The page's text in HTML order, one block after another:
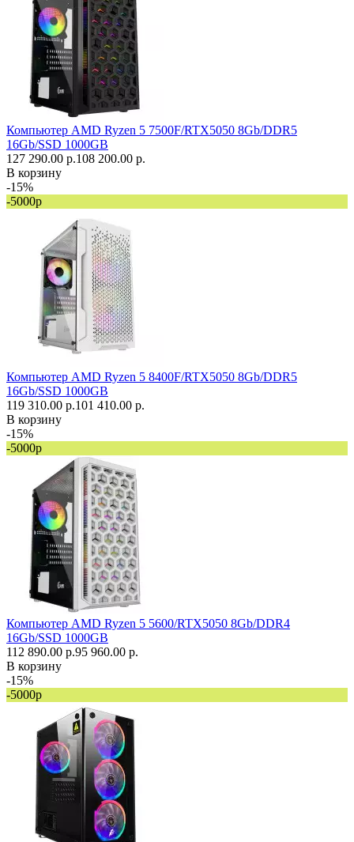
Компьютер AMD Ryzen 5 7500F/RTX5050 8Gb/DDR5
16Gb/SSD 1000GB
127 290.00 р.108 200.00 р.
В корзину
-15%
-5000р
Компьютер AMD Ryzen 5 8400F/RTX5050 8Gb/DDR5
16Gb/SSD 1000GB
119 310.00 р.101 410.00 р.
В корзину
-15%
-5000р
Компьютер AMD Ryzen 5 5600/RTX5050 8Gb/DDR4
16Gb/SSD 1000GB
112 890.00 р.95 960.00 р.
В корзину
-15%
-5000р